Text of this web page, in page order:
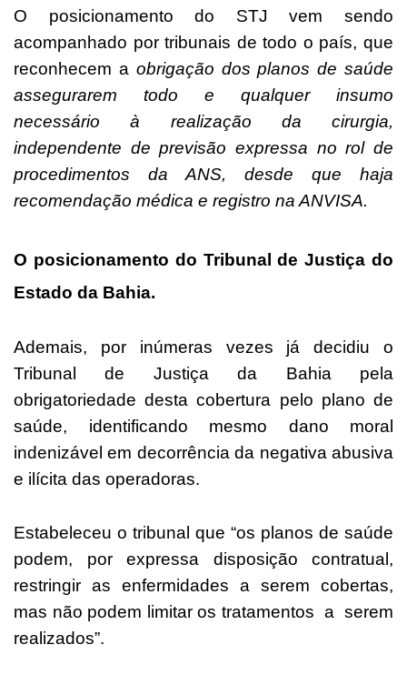
O posicionamento do STJ vem sendo
acompanhado por tribunais de todo o país, que
reconhecem a obrigação dos planos de saúde
assegurarem todo e qualquer insumo
necessário à realização da cirurgia,
independente de previsão expressa no rol de
procedimentos da ANS, desde que haja
recomendação médica e registro na ANVISA.
O posicionamento do Tribunal de Justiça do
Estado da Bahia.
Ademais, por inúmeras vezes já decidiu o
Tribunal de Justiça da Bahia pela
obrigatoriedade desta cobertura pelo plano de
saúde, identificando mesmo dano moral
indenizável em decorrência da negativa abusiva
e ilícita das operadoras.
Estabeleceu o tribunal que “os planos de saúde
podem, por expressa disposição contratual,
restringir as enfermidades a serem cobertas,
mas não podem limitar os tratamentos a serem
realizados”.